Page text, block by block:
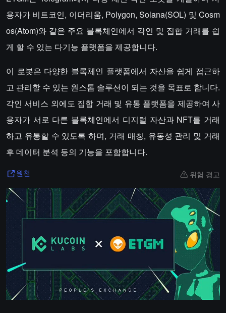
용자가 비트코인, 이더리움, Polygon, Solana(SOL) 및 Cosm
os(Atom)와 같은 주요 블록체인에서 각인 및 집합 거래를 쉽
게 할 수 있는 다기능 플랫폼을 제공합니다.
이 로봇은 다양한 블록체인 플랫폼에서 자산을 쉽게 접근하
고 관리할 수 있는 원스톱 솔루션이 되는 것을 목표로 합니다.
각인 서비스 외에도 집합 거래 및 유통 플랫폼을 제공하여 사
용자가 서로 다른 블록체인에서 디지털 자산과 NFT를 거래
하고 유통할 수 있도록 하며, 거래 매칭, 유동성 관리 및 거래
후 데이터 분석 등의 기능을 포함합니다.
원천 위험 경고